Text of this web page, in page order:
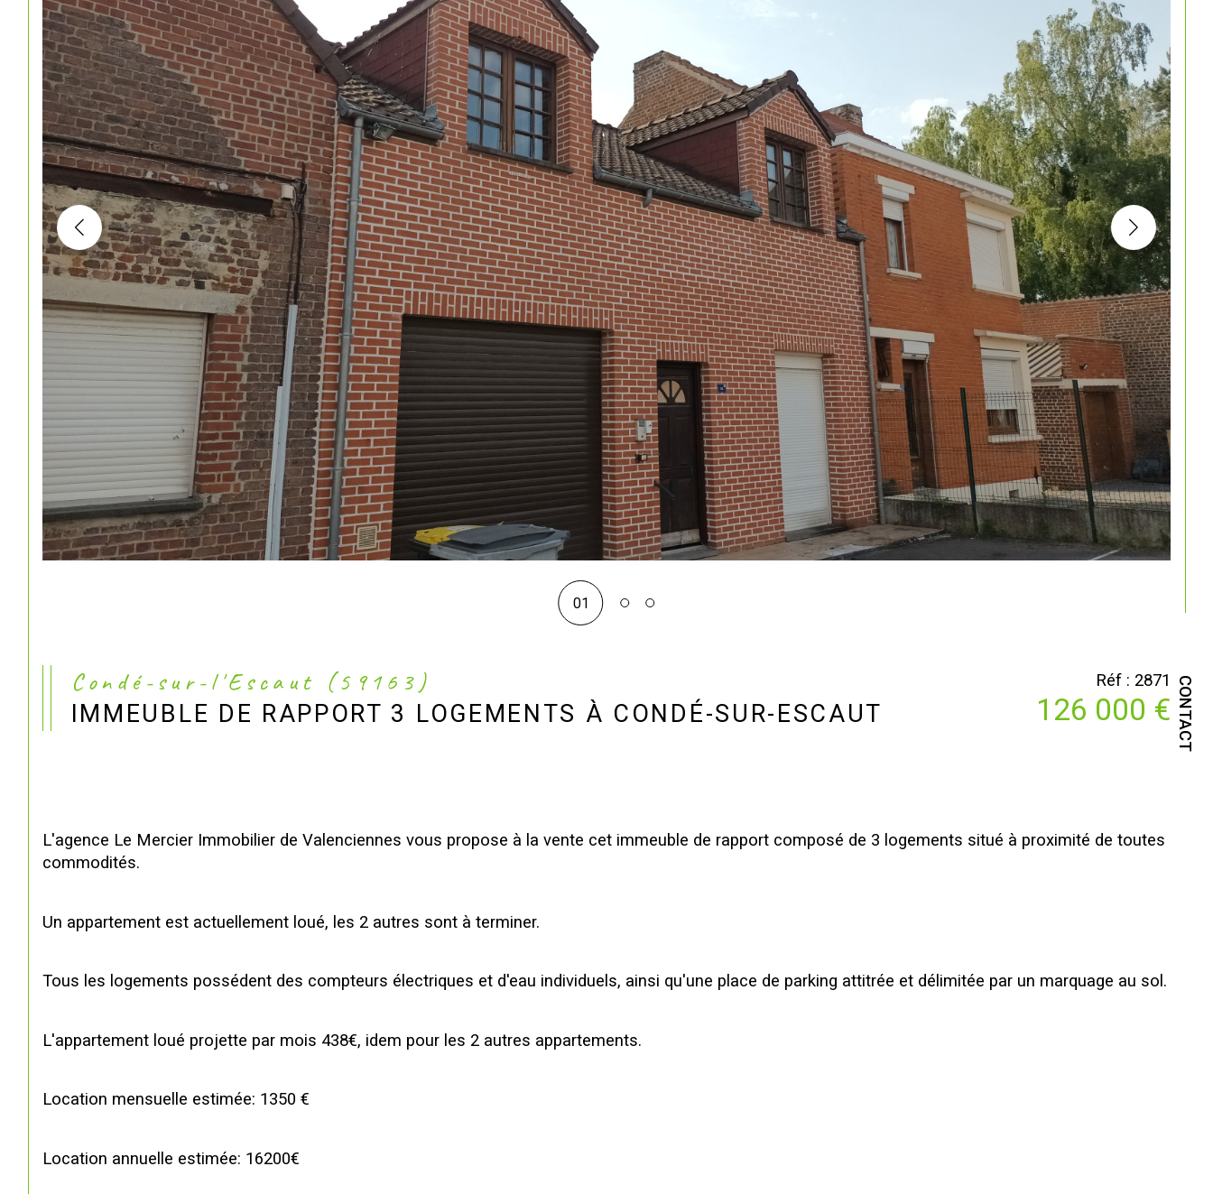
CONTACT
01
Condé-sur-l'Escaut (59163)
IMMEUBLE DE RAPPORT 3 LOGEMENTS À CONDÉ-SUR-ESCAUT
Réf : 2871
126 000 €
L'agence Le Mercier Immobilier de Valenciennes vous propose à la vente cet immeuble de rapport composé de 3 logements situé à proximité de toutes
commodités.
Un appartement est actuellement loué, les 2 autres sont à terminer.
Tous les logements possédent des compteurs électriques et d'eau individuels, ainsi qu'une place de parking attitrée et délimitée par un marquage au sol.
L'appartement loué projette par mois 438€, idem pour les 2 autres appartements.
Location mensuelle estimée: 1350 €
Location annuelle estimée: 16200€